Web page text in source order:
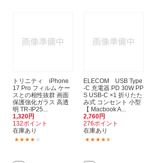
トリニティ iPhone
17 Pro フィルム ケー
スとの相性抜群 画面
保護強化ガラス 高透
明 TR-IP25...
1,320円
132ポイント
在庫あり
ELECOM USB Type
-C 充電器 PD 30W PP
S USB-C ×1 折りたた
み式 コンセント 小型
【 Macbook A...
2,760円
276ポイント
在庫あり